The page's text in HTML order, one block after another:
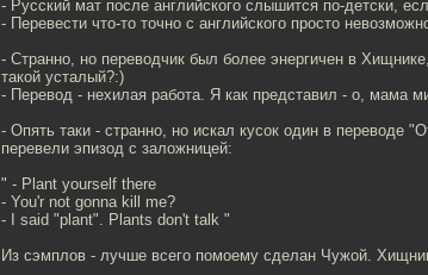
- Русский мат после английского слышится по-детски,
- Перевести что-то точно с английского просто
- Странно, но переводчик был более энергичен в
такой усталый?:)
- Перевод - нехилая работа. Я как представил - о, мама
- Опять таки - странно, но искал кусок один в переводе
перевели эпизод с заложницей:
" - Plant yourself there
- You'r not gonna kill me?
- I said "plant". Plants don't talk "
Из сэмплов - лучше всего помоему сделан Чужой.